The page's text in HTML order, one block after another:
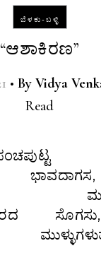
ಬೆಳಕು-ಬಳ್ಳಿ
“ಆಶಾಕಿರಣ”
• By Vidya
Read